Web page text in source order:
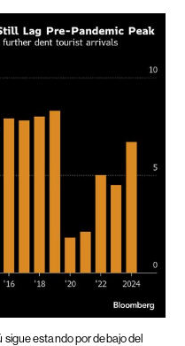
estando por debajo del